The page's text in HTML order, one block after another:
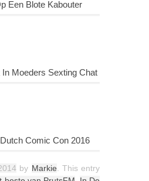
Een Blote Kabouter
Moeders Sexting Chat
Comic Con 2016
by Markie . This entry